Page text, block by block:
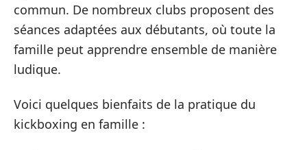
commun. De nombreux clubs proposent des
séances adaptées aux débutants, où toute la
famille peut apprendre ensemble de manière
ludique.
Voici quelques bienfaits de la pratique du
kickboxing en famille :